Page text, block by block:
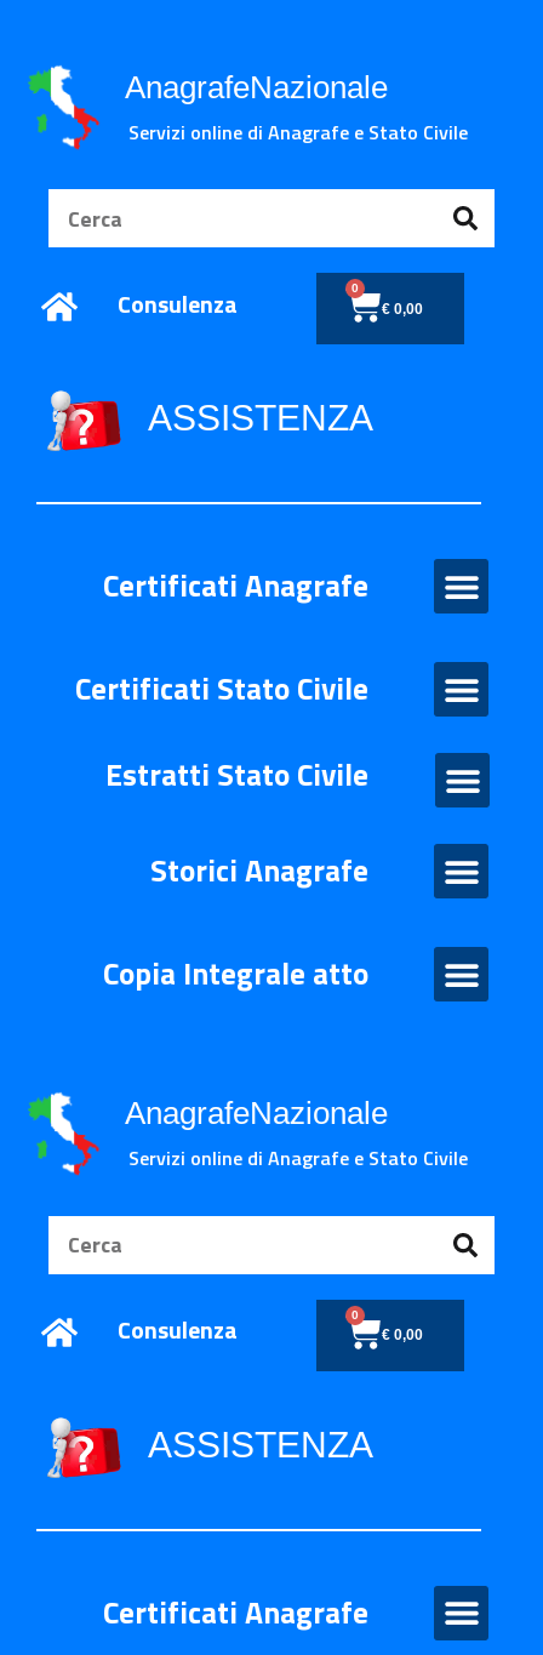
AnagrafeNazionale
Servizi online di Anagrafe e Stato Civile
Consulenza €0,00
0
ASSISTENZA
Certificati Anagrafe
Certificati Stato Civile
Estratti Stato Civile
Storici Anagrafe
Copia Integrale atto
AnagrafeNazionale
Servizi online di Anagrafe e Stato Civile
Consulenza €0,00
0
ASSISTENZA
Certificati Anagrafe